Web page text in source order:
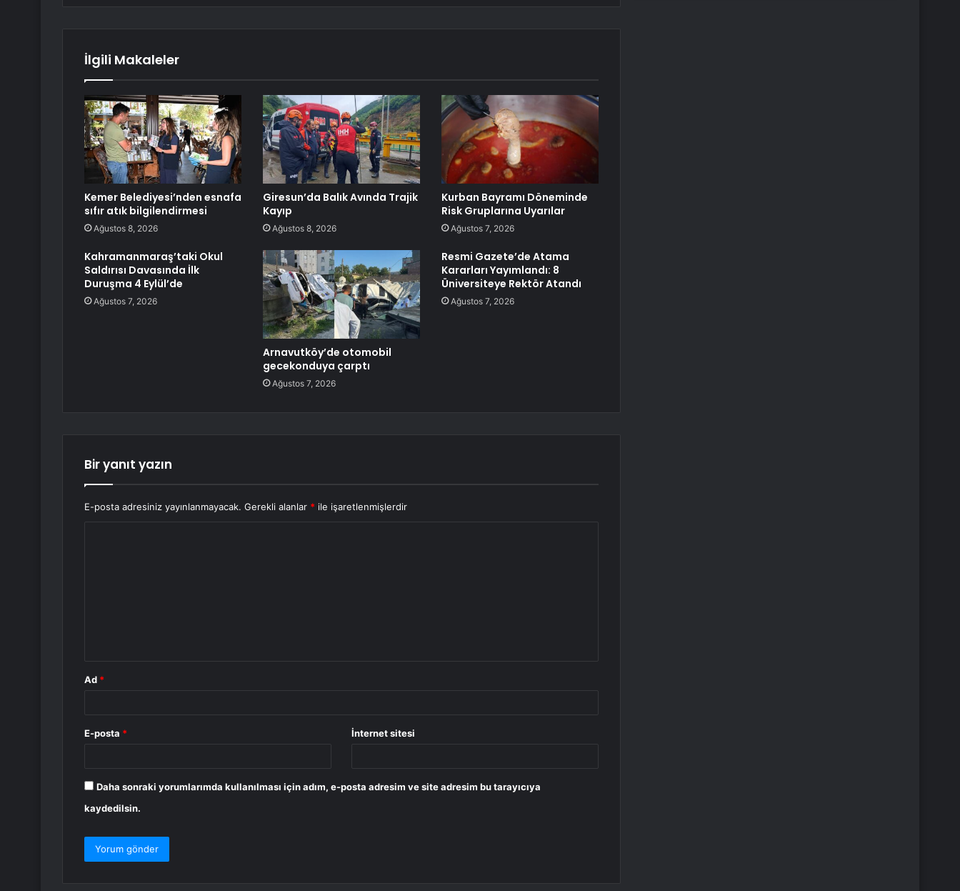
İlgili Makaleler
Kemer Belediyesi’nden esnafa
sıfır atık bilgilendirmesi
Ağustos 8, 2026
Giresun’da Balık Avında Trajik
Kayıp
Ağustos 8, 2026
Kurban Bayramı Döneminde
Risk Gruplarına Uyarılar
Ağustos 7, 2026
Kahramanmaraş’taki Okul
Saldırısı Davasında İlk
Duruşma 4 Eylül’de
Ağustos 7, 2026
Arnavutköy’de otomobil
gecekonduya çarptı
Ağustos 7, 2026
Resmi Gazete’de Atama
Kararları Yayımlandı: 8
Üniversiteye Rektör Atandı
Ağustos 7, 2026
Bir yanıt yazın
E-posta adresiniz yayınlanmayacak. Gerekli alanlar * ile işaretlenmişlerdir
Ad *
E-posta * İnternet sitesi
Daha sonraki yorumlarımda kullanılması için adım, e-posta adresim ve site adresim bu tarayıcıya
kaydedilsin.